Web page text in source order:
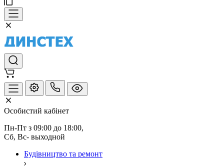
Особистий кабінет
Пн-Пт з 09:00 до 18:00,
Сб, Вс- выходной
Будівництво та ремонт